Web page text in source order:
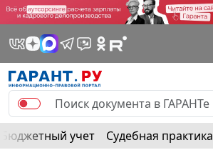
Бюджетный учет Судебная практика